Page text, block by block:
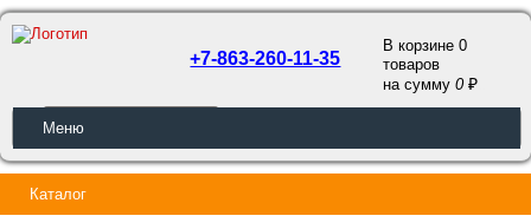
ОБРАТНЫЙ ЗВОНОК
+7-863-260-11-35
В корзине 0
товаров
на сумму0
Меню
Каталог